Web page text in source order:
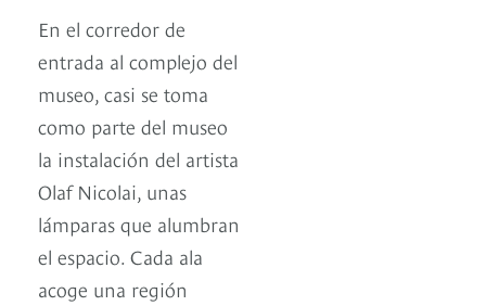
En el corredor de
entrada al complejo del
museo, casi se toma
como parte del museo
la instalación del artista
Olaf Nicolai, unas
lámparas que alumbran
el espacio. Cada ala
acoge una región